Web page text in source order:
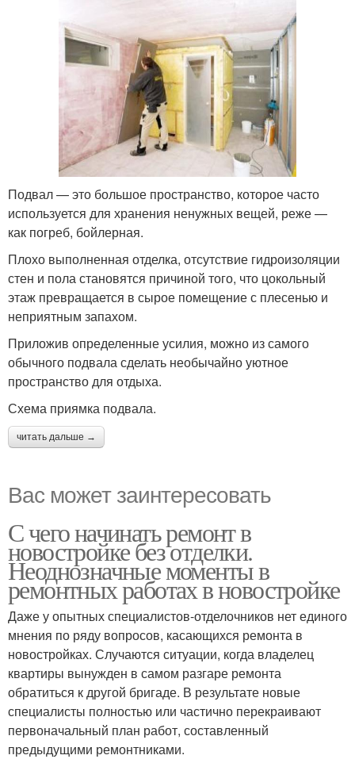
Подвал — это большое пространство, которое часто
используется для хранения ненужных вещей, реже —
как погреб, бойлерная.
Плохо выполненная отделка, отсутствие гидроизоляции
стен и пола становятся причиной того, что цокольный
этаж превращается в сырое помещение с плесенью и
неприятным запахом.
Приложив определенные усилия, можно из самого
обычного подвала сделать необычайно уютное
пространство для отдыха.
Схема приямка подвала.
читать дальше →
Вас может заинтересовать
С чего начинать ремонт в
новостройке без отделки.
Неоднозначные моменты в
ремонтных работах в новостройке
Даже у опытных специалистов-отделочников нет единого
мнения по ряду вопросов, касающихся ремонта в
новостройках. Случаются ситуации, когда владелец
квартиры вынужден в самом разгаре ремонта
обратиться к другой бригаде. В результате новые
специалисты полностью или частично перекраивают
первоначальный план работ, составленный
предыдущими ремонтниками.